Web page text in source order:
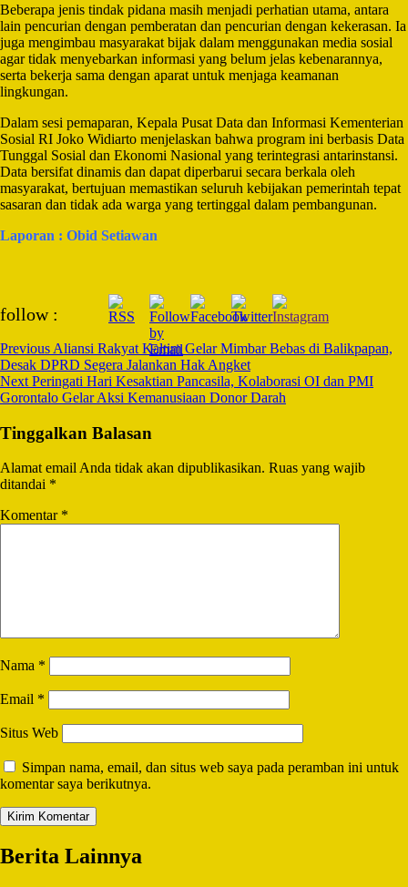
Beberapa jenis tindak pidana masih menjadi perhatian utama, antara
lain pencurian dengan pemberatan dan pencurian dengan kekerasan. Ia
juga mengimbau masyarakat bijak dalam menggunakan media sosial
agar tidak menyebarkan informasi yang belum jelas kebenarannya,
serta bekerja sama dengan aparat untuk menjaga keamanan
lingkungan.
Dalam sesi pemaparan, Kepala Pusat Data dan Informasi Kementerian
Sosial RI Joko Widiarto menjelaskan bahwa program ini berbasis Data
Tunggal Sosial dan Ekonomi Nasional yang terintegrasi antarinstansi.
Data bersifat dinamis dan dapat diperbarui secara berkala oleh
masyarakat, bertujuan memastikan seluruh kebijakan pemerintah tepat
sasaran dan tidak ada warga yang tertinggal dalam pembangunan.
Laporan : Obid Setiawan
follow :
Navigation
Previous Aliansi Rakyat Kaltim Gelar Mimbar Bebas di Balikpapan,
Desak DPRD Segera Jalankan Hak Angket
Next Peringati Hari Kesaktian Pancasila, Kolaborasi OI dan PMI
Gorontalo Gelar Aksi Kemanusiaan Donor Darah
Tinggalkan Balasan
Alamat email Anda tidak akan dipublikasikan. Ruas yang wajib
ditandai *
Komentar *
Nama *
Email *
Situs Web
Simpan nama, email, dan situs web saya pada peramban ini untuk
komentar saya berikutnya.
Berita Lainnya